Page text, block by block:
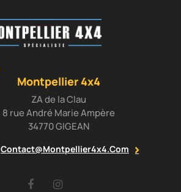
Montpellier 4x4
ZA de la Clau
8 rue André Marie Ampère
34770 GIGEAN
Contact@montpellier4x4.com
Facebook